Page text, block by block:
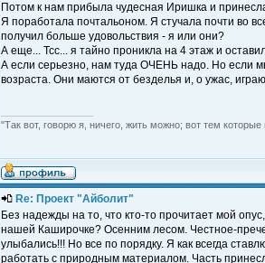
Потом к нам прибыла чудесная Иришка и
Я поработала почтальоном. Я стучала почти во
получил больше удовольствия - я или они?
А еще... Тсс... я тайно проникла на 4 этаж и
А если серьезно, нам туда ОЧЕНЬ надо. Но если
возраста. Они маются от безделья и, о ужас,
"Так вот, говорю я, ничего, жить можно; вот тем
Re: Проект "Айболит"
Без надежды на то, что кто-то прочитает мой
нашей Каширочке? Осенним лесом. Честное-
улыбались!!! Но все по порядку. Я как всегда
работать с природным материалом. Часть